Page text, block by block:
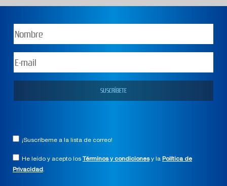
¡Suscríbeme a la lista de correo!
He leído y acepto los Términos y condicionesy la Política de
Privacidad.